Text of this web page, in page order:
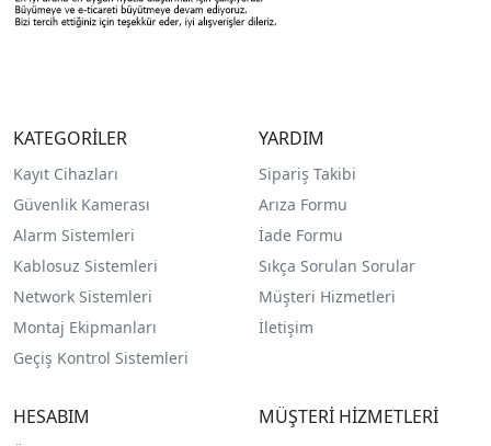
KATEGORİLER
Kayıt Cihazları
Güvenlik Kamerası
Alarm Sistemleri
Kablosuz Sistemleri
Network Sistemleri
Montaj Ekipmanları
Geçiş Kontrol Sistemleri
YARDIM
Sipariş Takibi
Arıza Formu
İade Formu
Sıkça Sorulan Sorular
Müşteri Hizmetleri
İletişim
HESABIM MÜŞTERİ HİZMETLERİ